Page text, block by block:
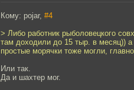
Кому: pojar, #4
> Либо работник рыболовецкого
там доходили до 15 тыр. в месяц))
простые морячки тоже могли,
Или так.
Да и шахтер мог.